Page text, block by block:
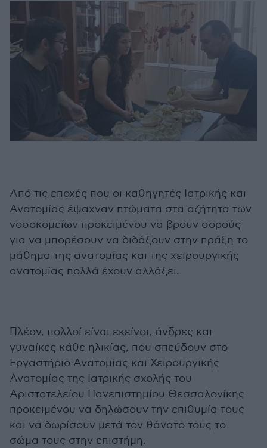
Από τις εποχές που οι καθηγητές Ιατρικής και
Ανατομίας έψαχναν πτώματα στα αζήτητα των
νοσοκομείων προκειμένου να βρουν σορούς
για να μπορέσουν να διδάξουν στην πράξη το
μάθημα της ανατομίας και της χειρουργικής
ανατομίας πολλά έχουν αλλάξει.
Πλέον, πολλοί είναι εκείνοι, άνδρες και
γυναίκες κάθε ηλικίας, που σπεύδουν στο
Εργαστήριο Ανατομίας και Χειρουργικής
Ανατομίας της Ιατρικής σχολής του
Αριστοτελείου Πανεπιστημίου Θεσσαλονίκης
προκειμένου να δηλώσουν την επιθυμία τους
και να δωρίσουν μετά τον θάνατο τους το
σώμα τους στην επιστήμη.